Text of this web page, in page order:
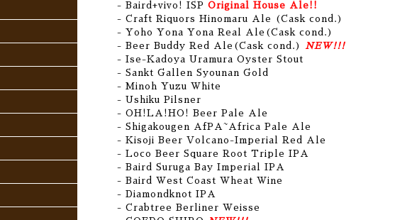
- Baird+vivo! ISP Original House Ale!!
- Craft Riquors Hinomaru Ale (Cask cond.)
- Yoho Yona Yona Real Ale(Cask cond.)
- Beer Buddy Red Ale(Cask cond.)
NEW!!!
- Ise-Kadoya Uramura Oyster Stout
- Sankt Gallen Syounan Gold
- Minoh Yuzu White
- Ushiku Pilsner
- OH!LA!HO! Beer Pale Ale
- Shigakougen AfPA~Africa Pale Ale
- Kisoji Beer Volcano-Imperial Red Ale
- Loco Beer Square Root Triple IPA
- Baird Suruga Bay Imperial IPA
- Baird West Coast Wheat Wine
- Diamondknot IPA
- Crabtree Berliner Weisse